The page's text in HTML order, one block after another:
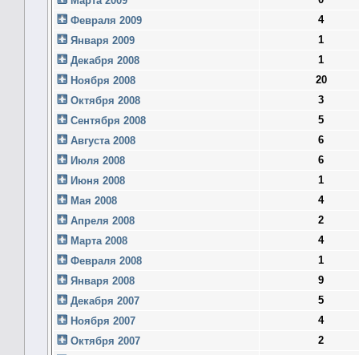
Февраля 2009
4
Января 2009
1
Декабря 2008
1
Ноября 2008
20
Октября 2008
3
Сентября 2008
5
Августа 2008
6
Июля 2008
6
Июня 2008
1
Мая 2008
4
Апреля 2008
2
Марта 2008
4
Февраля 2008
1
Января 2008
9
Декабря 2007
5
Ноября 2007
4
Октября 2007
2